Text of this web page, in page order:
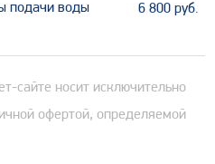
подачи воды
6 800 руб.
сайте носит исключительно
офертой, определяемой